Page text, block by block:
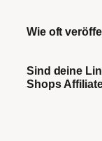
Wie oft
Sind deine
Shops